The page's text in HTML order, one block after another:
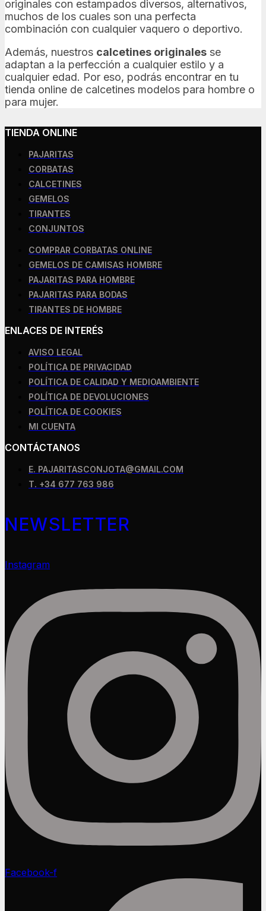
originales con estampados diversos, alternativos,
muchos de los cuales son una perfecta
combinación con cualquier vaquero o deportivo.
Además, nuestros calcetines originales se
adaptan a la perfección a cualquier estilo y a
cualquier edad. Por eso, podrás encontrar en tu
tienda online de calcetines modelos para hombre o
para mujer.
TIENDA ONLINE
PAJARITAS
CORBATAS
CALCETINES
GEMELOS
TIRANTES
CONJUNTOS
COMPRAR CORBATAS ONLINE
GEMELOS DE CAMISAS HOMBRE
PAJARITAS PARA HOMBRE
PAJARITAS PARA BODAS
TIRANTES DE HOMBRE
ENLACES DE INTERÉS
AVISO LEGAL
POLÍTICA DE PRIVACIDAD
POLÍTICA DE CALIDAD Y MEDIOAMBIENTE
POLÍTICA DE DEVOLUCIONES
POLÍTICA DE COOKIES
MI CUENTA
CONTÁCTANOS
E. PAJARITASCONJOTA@GMAIL.COM
T. +34 677 763 986
NEWSLETTER
Instagram
Facebook-f